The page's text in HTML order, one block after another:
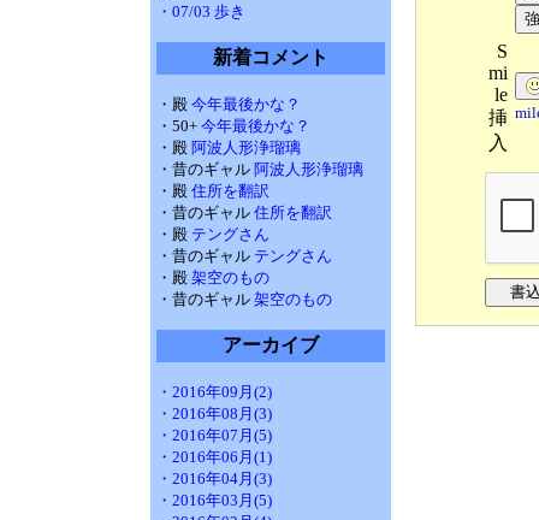
・07/03 歩き
新着コメント
・殿 今年最後かな？
・50+ 今年最後かな？
・殿 阿波人形浄瑠璃
・昔のギャル 阿波人形浄瑠璃
・殿 住所を翻訳
・昔のギャル 住所を翻訳
・殿 テングさん
・昔のギャル テングさん
・殿 架空のもの
・昔のギャル 架空のもの
アーカイブ
・2016年09月(2)
・2016年08月(3)
・2016年07月(5)
・2016年06月(1)
・2016年04月(3)
・2016年03月(5)
S
mi
le
挿
入